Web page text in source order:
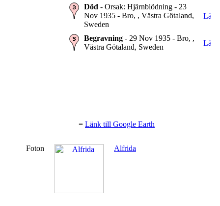
Död - Orsak: Hjärnblödning - 23
Nov 1935 - Bro, , Västra Götaland,
Sweden
Begravning - 29 Nov 1935 - Bro, ,
Västra Götaland, Sweden
= Länk till Google Earth
Foton Alfrida